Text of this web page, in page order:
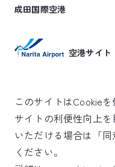
成田国際空港
空港サイト
SKYTRAX
5スターエアポ
このサイトはCookieを
サイトの利便性向上
いただける場合は「
ください。